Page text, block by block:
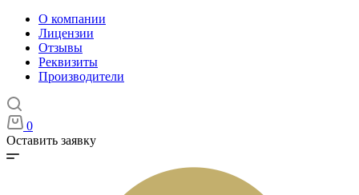
О компании
Лицензии
Отзывы
Реквизиты
Производители
0
Оставить заявку